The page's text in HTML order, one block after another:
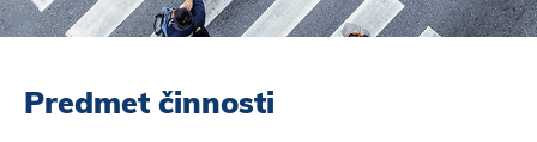
Predmet činnosti